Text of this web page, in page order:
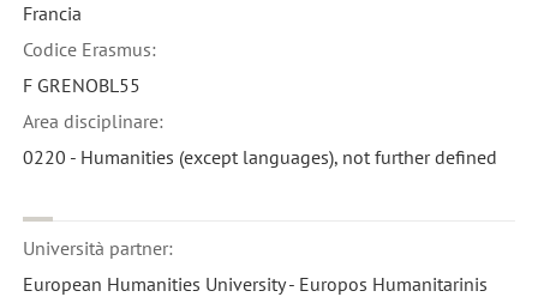
Francia
Codice Erasmus:
F GRENOBL55
Area disciplinare:
0220 - Humanities (except languages), not further defined
Università partner:
European Humanities University - Europos Humanitarinis